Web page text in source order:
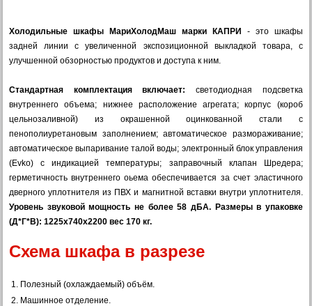
Холодильные шкафы МариХолодМаш марки КАПРИ - это шкафы
задней линии с увеличенной экспозиционной выкладкой товара, с
улучшенной обзорностью продуктов и доступа к ним.
Стандартная комплектация включает:
светодиодная подсветка
внутреннего объема; нижнее расположение агрегата; корпус (короб
цельнозаливной) из окрашенной оцинкованной стали с
пенополиуретановым заполнением; автоматическое размораживание;
автоматическое выпаривание талой воды; электронный блок управления
(Evko) с индикацией температуры; заправочный клапан Шредера;
герметичность внутреннего оьема обеспечивается за счет эластичного
дверного уплотнителя из ПВХ и магнитной вставки внутри уплотнителя.
Уровень звуковой мощность не более 58 дБА. Размеры в упаковке
(Д*Г*В):1225х740х2200 вес 170 кг.
Схема шкафа в разрезе
1. Полезный (охлаждаемый) объём.
2. Машинное отделение.